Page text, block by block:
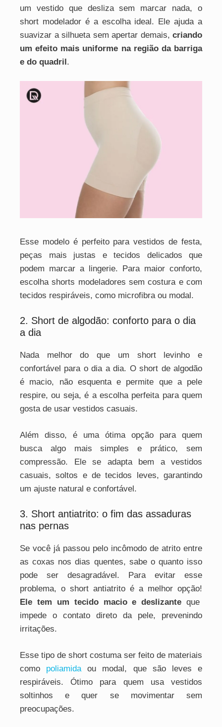
um vestido que desliza sem marcar nada, o
short modelador é a escolha ideal. Ele ajuda a
suavizar a silhueta sem apertar demais, criando
um efeito mais uniforme na região da barriga
e do quadril.
Esse modelo é perfeito para vestidos de festa,
peças mais justas e tecidos delicados que
podem marcar a lingerie. Para maior conforto,
escolha shorts modeladores sem costura e com
tecidos respiráveis, como microfibra ou modal.
2. Short de algodão: conforto para o dia
a dia
Nada melhor do que um short levinho e
confortável para o dia a dia. O short de algodão
é macio, não esquenta e permite que a pele
respire, ou seja, é a escolha perfeita para quem
gosta de usar vestidos casuais.
Além disso, é uma ótima opção para quem
busca algo mais simples e prático, sem
compressão. Ele se adapta bem a vestidos
casuais, soltos e de tecidos leves, garantindo
um ajuste natural e confortável.
3. Short antiatrito: o fim das assaduras
nas pernas
Se você já passou pelo incômodo de atrito entre
as coxas nos dias quentes, sabe o quanto isso
pode ser desagradável. Para evitar esse
problema, o short antiatrito é a melhor opção!
Ele tem um tecido macio e deslizanteque
impede o contato direto da pele, prevenindo
irritações.
Esse tipo de short costuma ser feito de materiais
como poliamidaou modal, que são leves e
respiráveis. Ótimo para quem usa vestidos
soltinhos e quer se movimentar sem
preocupações.